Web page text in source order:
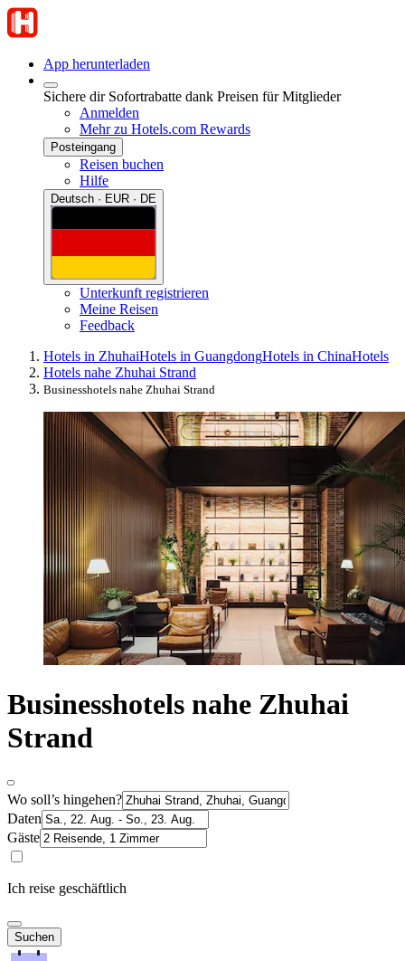
App herunterladen
Sichere dir Sofortrabatte dank Preisen für Mitglieder
Anmelden
Mehr zu Hotels.com Rewards
Posteingang
Reisen buchen
Hilfe
Deutsch · EUR · DE
Unterkunft registrieren
Meine Reisen
Feedback
Hotels in ZhuhaiHotels in GuangdongHotels in ChinaHotels
Hotels nahe Zhuhai Strand
Businesshotels nahe Zhuhai Strand
Businesshotels nahe Zhuhai
Strand
Wo soll’s hingehen?
Daten
Gäste
Ich reise geschäftlich
Suchen